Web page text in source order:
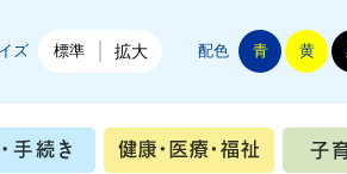
ムページ
ズ 標準 拡大 配色 青 黄
くらし・手続き 健康